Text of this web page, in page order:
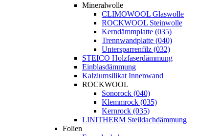
Mineralwolle
CLIMOWOOL Glaswolle
ROCKWOOL Steinwolle
Kerndämmplatte (035)
Trennwandplatte (040)
Untersparrenfilz (032)
STEICO Holzfaserdämmung
Einblasdämmung
Kalziumsilikat Innenwand
ROCKWOOL
Sonorock (040)
Klemmrock (035)
Kernrock (035)
LINITHERM Steildachdämmung
Folien